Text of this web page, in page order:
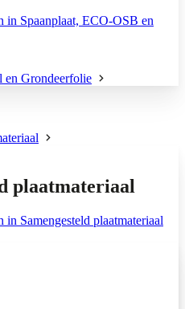
in Spaanplaat, ECO-OSB en
en Grondeerfolie
plaatmateriaal
Samengesteld plaatmateriaal